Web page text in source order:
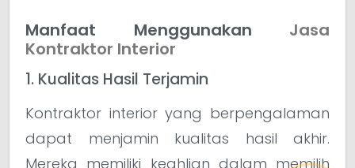
Manfaat Menggunakan Jasa
Kontraktor Interior
1. Kualitas Hasil Terjamin
Kontraktor interior yang berpengalaman
dapat menjamin kualitas hasil akhir.
Mereka memiliki keahlian dalam memilih